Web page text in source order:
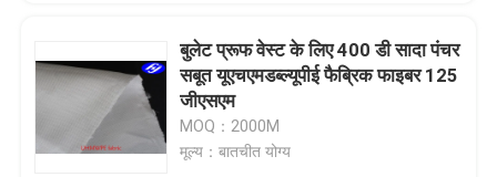
बुलेट प्रूफ वेस्ट के लिए 400 डी सादा पंचर
सबूत यूएचएमडब्ल्यूपीई फैब्रिक फाइबर 125
जीएसएम
MOQ：2000M
मूल्य：बातचीत योग्य